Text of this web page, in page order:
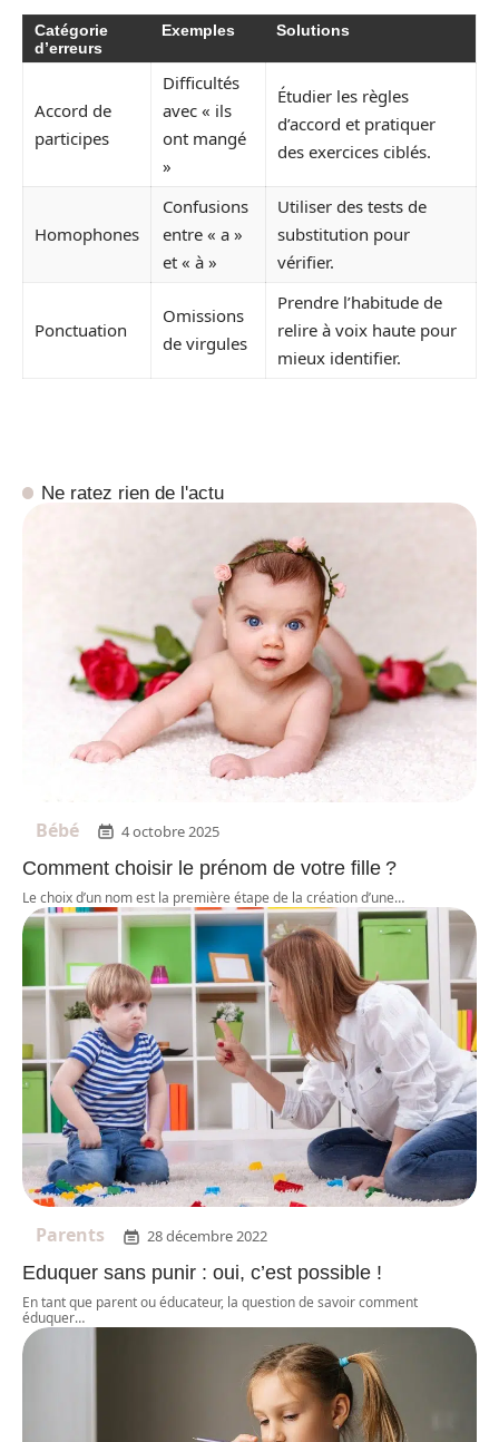
Catégorie
d’erreurs
Exemples Solutions
Accord de
participes
Difficultés
avec « ils
ont mangé
»
Étudier les règles
d’accord et pratiquer
des exercices ciblés.
Homophones
Confusions
entre « a »
et « à »
Utiliser des tests de
substitution pour
vérifier.
Ponctuation
Omissions
de virgules
Prendre l’habitude de
relire à voix haute pour
mieux identifier.
Ne ratez rien de l'actu
Bébé 4 octobre 2025
Comment choisir le prénom de votre fille ?
Le choix d’un nom est la première étape de la création d’une…
Parents 28 décembre 2022
Eduquer sans punir : oui, c’est possible !
En tant que parent ou éducateur, la question de savoir comment
éduquer…